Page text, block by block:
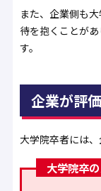
また、企業側も
待を抱くことが
す。
企業が評
大学院卒者には、
大学院卒